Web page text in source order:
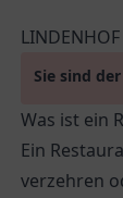
Sie sind
Was ist ein
Ein
verzehren